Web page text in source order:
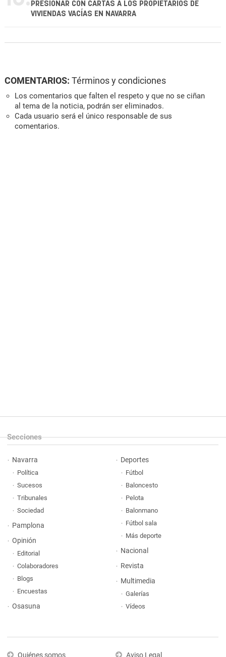
PRESIONAR CON CARTAS A LOS PROPIETARIOS DE
VIVIENDAS VACÍAS EN NAVARRA
COMENTARIOS: Términos y condiciones
Los comentarios que falten el respeto y que no se ciñan
al tema de la noticia, podrán ser eliminados.
Cada usuario será el único responsable de sus
comentarios.
Secciones
Navarra
Política
Sucesos
Tribunales
Sociedad
Pamplona
Opinión
Editorial
Colaboradores
Blogs
Encuestas
Osasuna
Deportes
Fútbol
Baloncesto
Pelota
Balonmano
Fútbol sala
Más deporte
Nacional
Revista
Multimedia
Galerías
Vídeos